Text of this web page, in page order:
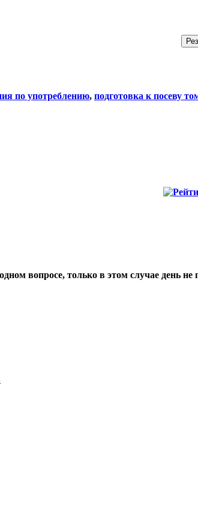
по употреблению, подготовка к посеву
вопросе, только в этом случае день